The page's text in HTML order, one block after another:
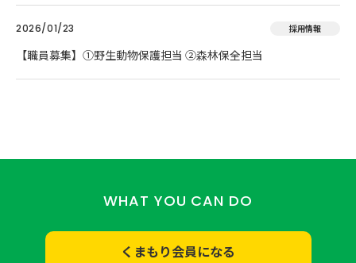
2026/01/23 採用情報
【職員募集】①野生動物保護担当 ②森林保全担当
WHAT YOU CAN DO
くまもり会員になる